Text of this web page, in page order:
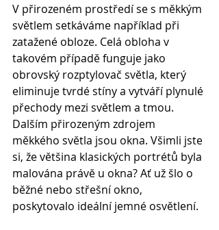
V přirozeném prostředí se s měkkým
světlem setkáváme například při
zatažené obloze. Celá obloha v
takovém případě funguje jako
obrovský rozptylovač světla, který
eliminuje tvrdé stíny a vytváří plynulé
přechody mezi světlem a tmou.
Dalším přirozeným zdrojem
měkkého světla jsou okna. Všimli jste
si, že většina klasických portrétů byla
malována právě u okna? Ať už šlo o
běžné nebo střešní okno,
poskytovalo ideální jemné osvětlení.